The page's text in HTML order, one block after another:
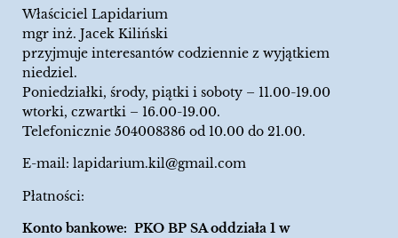
Właściciel Lapidarium
mgr inż. Jacek Kiliński
przyjmuje interesantów codziennie z wyjątkiem
niedziel.
Poniedziałki, środy, piątki i soboty – 11.00-19.00
wtorki, czwartki – 16.00-19.00.
Telefonicznie 504008386 od 10.00 do 21.00.
E-mail: lapidarium.kil@gmail.com
Płatności:
Konto bankowe: PKO BP SA oddziała 1 w